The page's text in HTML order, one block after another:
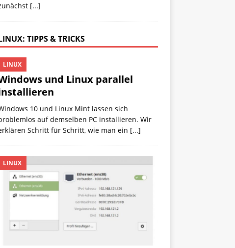
[...]
TIPPS & TRICKS
und Linux parallel
LINUX
10 und Linux Mint lassen sich
auf demselben PC installieren. Wir
Schritt für Schritt, wie man ein [...]
LINUX